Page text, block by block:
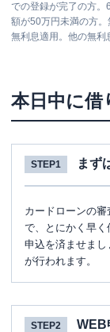
での登録が完了の方。
額が50万円未満の方
無利息適用。他の無利
本日中に
STEP1 まず
カードローンの
で、とにかく早
申込を済ませま
が行われます。
STEP2 WEB